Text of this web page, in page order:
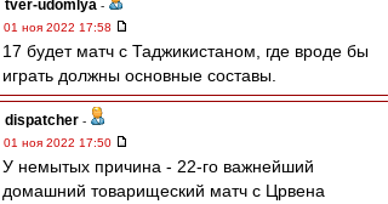
tver-udomlya -
01 ноя 2022 17:58
17 будет матч с Таджикистаном, где вроде бы
играть должны основные составы.
dispatcher -
01 ноя 2022 17:50
У немытых причина - 22-го важнейший
домашний товарищеский матч с Црвена